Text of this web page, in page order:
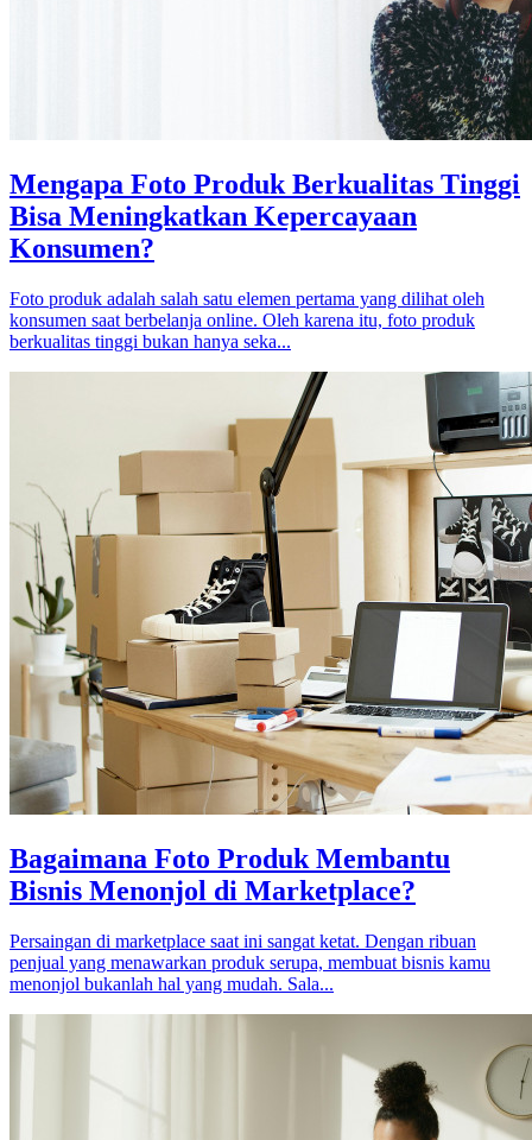
Mengapa Foto Produk Berkualitas Tinggi
Bisa Meningkatkan Kepercayaan
Konsumen?
Foto produk adalah salah satu elemen pertama yang dilihat oleh
konsumen saat berbelanja online. Oleh karena itu, foto produk
berkualitas tinggi bukan hanya seka...
Bagaimana Foto Produk Membantu
Bisnis Menonjol di Marketplace?
Persaingan di marketplace saat ini sangat ketat. Dengan ribuan
penjual yang menawarkan produk serupa, membuat bisnis kamu
menonjol bukanlah hal yang mudah. Sala...